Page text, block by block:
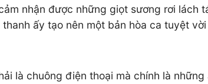
nhận được những giọt sương rơi lách
ấy tạo nên một bản hòa ca tuyệt
là chuông điện thoại mà chính là